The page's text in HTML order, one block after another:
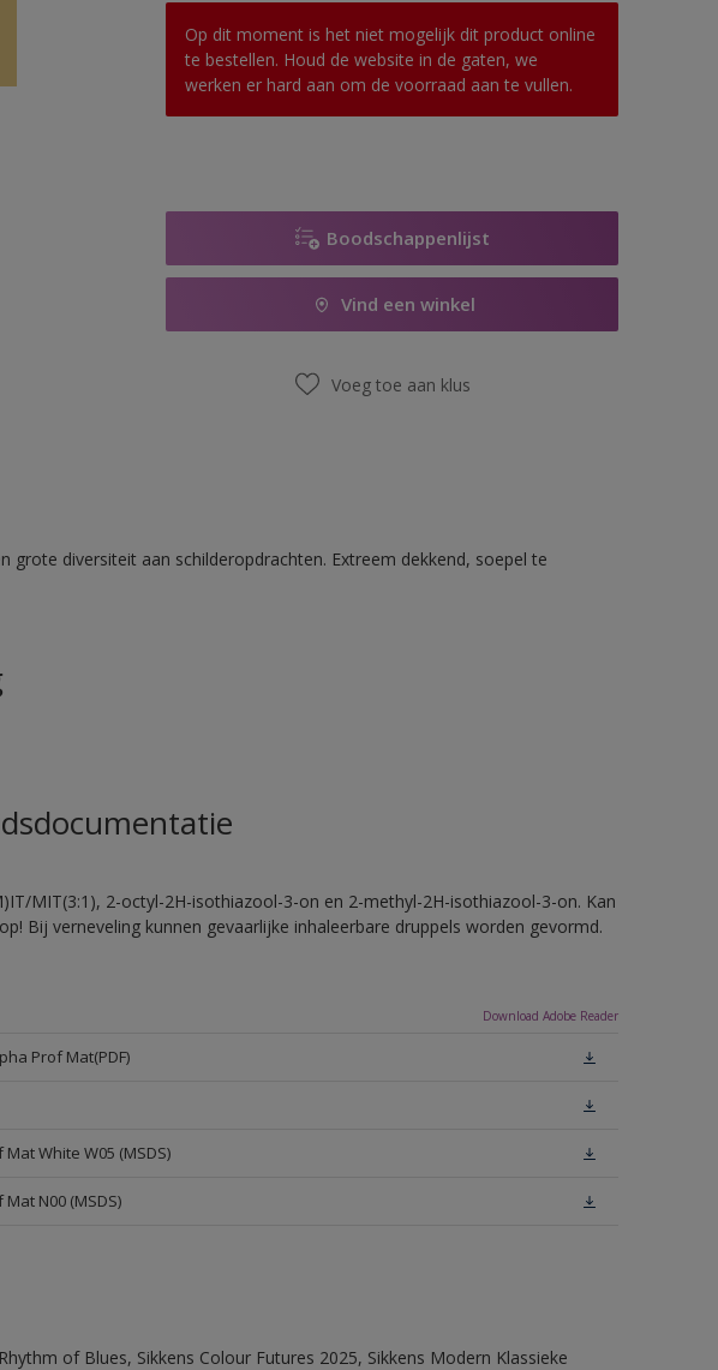
Op dit moment is het niet mogelijk dit product online
te bestellen. Houd de website in de gaten, we
werken er hard aan om de voorraad aan te vullen.
Boodschappenlijst
Vind een winkel
Voeg toe aan klus
grote diversiteit aan schilderopdrachten. Extreem dekkend, soepel te
MIT(3:1), 2-octyl-2H-isothiazool-3-on en 2-methyl-2H-isothiazool-3-on. Kan
Bij verneveling kunnen gevaarlijke inhaleerbare druppels worden gevormd.
Download Adobe Reader
Prof Mat(PDF)
White W05 (MSDS)
N00 (MSDS)
of Blues, Sikkens Colour Futures 2025, Sikkens Modern Klassieke